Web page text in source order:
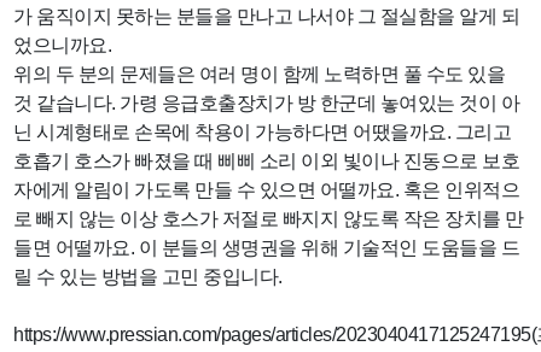
가 움직이지 못하는 분들을 만나고 나서야 그 절실함을 알게 되
었으니까요.
위의 두 분의 문제들은 여러 명이 함께 노력하면 풀 수도 있을
것 같습니다. 가령 응급호출장치가 방 한군데 놓여있는 것이 아
닌 시계형태로 손목에 착용이 가능하다면 어땠을까요. 그리고
호흡기 호스가 빠졌을 때 삐삐 소리 이외 빛이나 진동으로 보호
자에게 알림이 가도록 만들 수 있으면 어떨까요. 혹은 인위적으
로 빼지 않는 이상 호스가 저절로 빠지지 않도록 작은 장치를 만
들면 어떨까요. 이 분들의 생명권을 위해 기술적인 도움들을 드
릴 수 있는 방법을 고민 중입니다.
https://www.pressian.com/pages/articles/2023040417125247195(